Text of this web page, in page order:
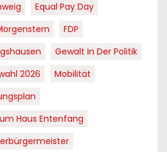
Equal Pay Day
FDP
Gewalt In Der Politik
2026
Mobilität
Haus Entenfang